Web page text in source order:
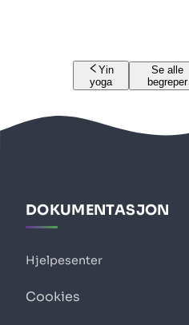
Yin
yoga
Se alle
begreper
DOKUMENTASJON
Hjelpesenter
Cookies